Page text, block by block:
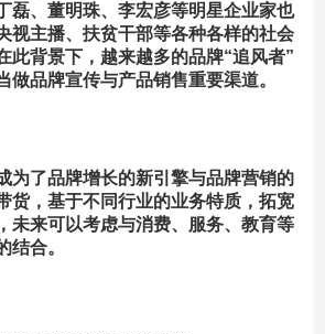
磊、董明珠、李宏彦等明星企业家也
视主播、扶贫干部等各种各样的社会
此背景下，越来越多的品牌“追风者”
做品牌宣传与产品销售重要渠道。
为了品牌增长的新引擎与品牌营销的
货，基于不同行业的业务特质，拓宽
未来可以考虑与消费、服务、教育等
结合。